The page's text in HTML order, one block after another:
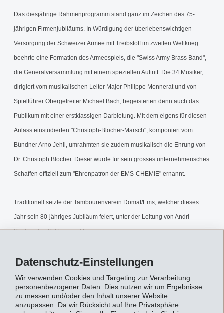
Datenschutz-Einstellungen
Wir verwenden Cookies und Targeting zur Verarbeitung
personenbezogener Daten. Dies nutzen wir um Ergebnisse
zu messen und/oder den Inhalt unserer Website
anzupassen. Da wir Rücksicht auf Ihre Privatsphäre
Das diesjährige Rahmenprogramm stand ganz im Zeichen des 75-
jährigen Firmenjubiläums. In Würdigung der überlebenswichtigen
Versorgung der Schweizer Armee mit Treibstoff im zweiten Weltkrieg
beehrte eine Formation des Armeespiels, die "Swiss Army Brass Band",
die Generalversammlung mit einem speziellen Auftritt. Die 34 Musiker,
dirigiert vom musikalischen Leiter Major Philippe Monnerat und von
Spielführer Obergefreiter Michael Bach, begeisterten denn auch das
Publikum mit einer erstklassigen Darbietung. Mit dem eigens für diesen
Anlass einstudierten "Christoph-Blocher-Marsch", komponiert vom
Bündner Arno Jehli, umrahmten sie zudem musikalisch die Ehrung von
Dr. Christoph Blocher. Dieser wurde für sein grosses unternehmerisches
Schaffen offiziell zum "Ehrenpatron der EMS-CHEMIE" ernannt.
Traditionell setzte der Tambourenverein Domat/Ems, welcher dieses
Jahr sein 80-jähriges Jubiläum feiert, unter der Leitung von Andri
Seglias den Schlusspunkt.
Im Anschluss an das Mittagessen stand die Besichtigung der 1'400 m2
grossen Jubiläumsausstellung* an: 140 Fotografien, über 300
historische Ausstellungsstücke sowie rund 600 Anwendungsbeispiele
verdeutlichen die 75 Jahre Unternehmensgeschichte.